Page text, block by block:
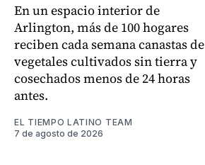
En un espacio interior de
Arlington, más de 100 hogares
reciben cada semana canastas de
vegetales cultivados sin tierra y
cosechados menos de 24 horas
antes.
EL TIEMPO LATINO TEAM
7 de agosto de 2026